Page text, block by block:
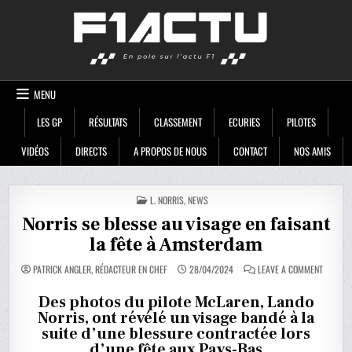
MENU
LES GP
RÉSULTATS CLASSEMENT ECURIES
PILOTES
VIDÉOS
DIRECTS A PROPOS DE NOUS CONTACT NOS AMIS
POSTED
IN
L. NORRIS,NEWS
Norris se blesse au visage en faisant
la fête à Amsterdam
PATRICK ANGLER, RÉDACTEUR EN CHEF 28/04/2024 LEAVE A COMMENTON
Des photos du pilote McLaren, Lando
Norris, ont révélé un visage bandé à la
suite d’une blessure contractée lors